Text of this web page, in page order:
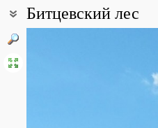
Битцевский лес
Природно-
лесопарк Москвы
севера на юг – 10 км, с